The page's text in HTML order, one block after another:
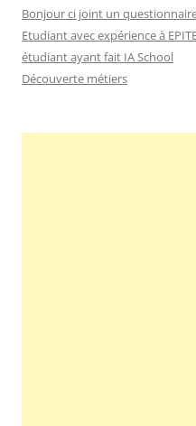
Bonjour ci joint un
Etudiant avec expérience à
étudiant ayant fait IA School
Découverte métiers